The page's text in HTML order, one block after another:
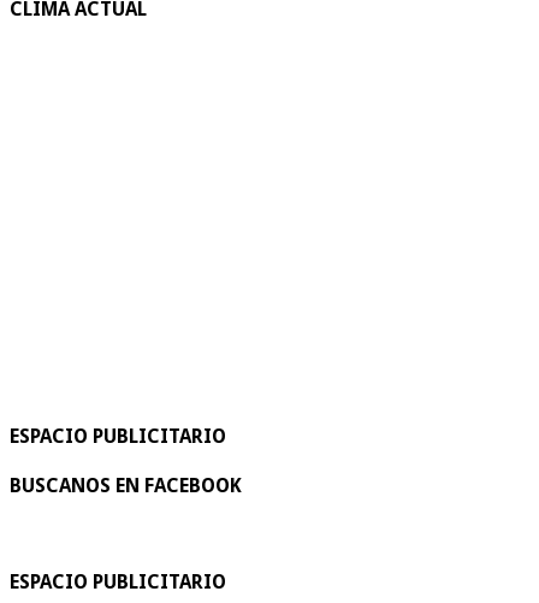
CLIMA ACTUAL
ESPACIO PUBLICITARIO
BUSCANOS EN FACEBOOK
ESPACIO PUBLICITARIO